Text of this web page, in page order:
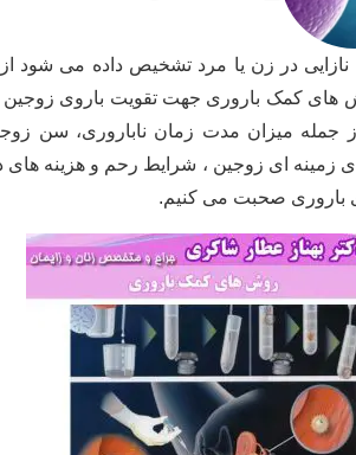
نازایی در زن یا مرد تشخیص داده می شود
های کمک باروری جهت تقویت باروی زوجین
جمله میزان مدت زمان ناباروری، سن
زمینه ای زوجین ، شرایط رحم و هزینه های
صحبت می کنیم.